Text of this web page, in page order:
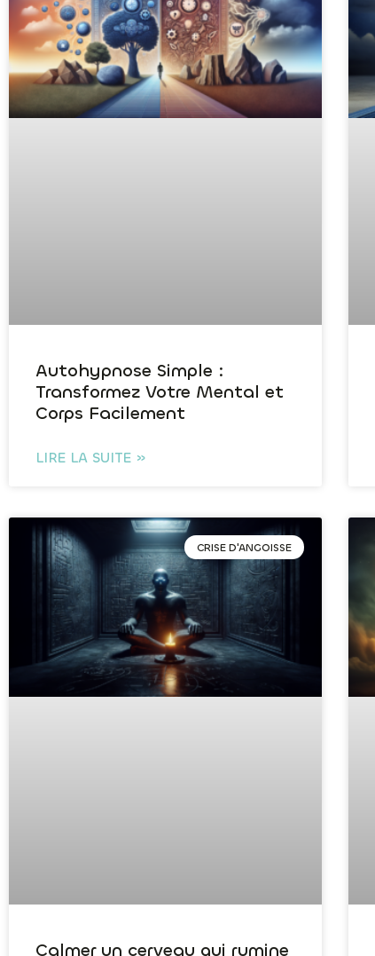
Autohypnose Simple :
Transformez Votre Mental et
Corps Facilement
LIRE LA SUITE »
CRISE D'ANGOISSE
Calmer un cerveau qui rumine